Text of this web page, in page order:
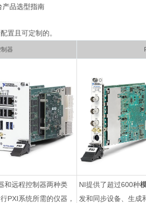
产品选型指南
置且可定制的。
制器
和远程控制器两种类
PXI系统所需的仪器，
NI提供了超过600种
发和同步设备、生成